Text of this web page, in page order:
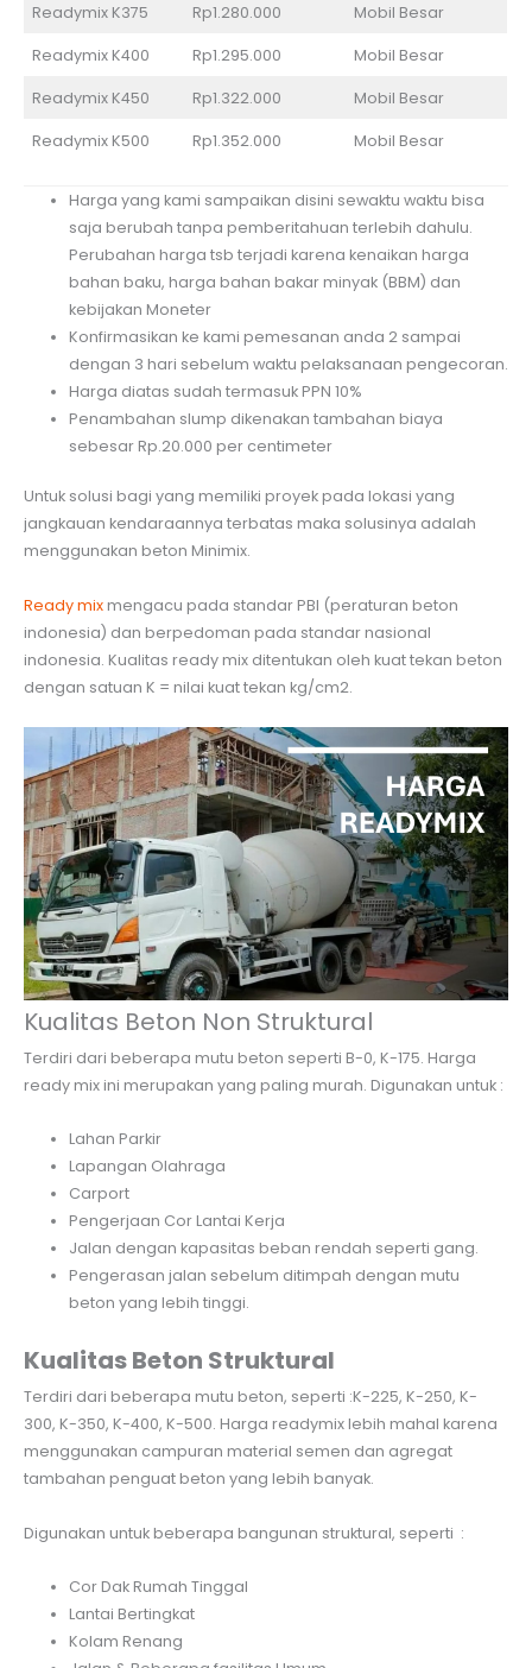
Readymix K375 Rp1.280.000 Mobil Besar
Readymix K400 Rp1.295.000 Mobil Besar
Readymix K450 Rp1.322.000 Mobil Besar
Readymix K500 Rp1.352.000 Mobil Besar
Harga yang kami sampaikan disini sewaktu waktu bisa
saja berubah tanpa pemberitahuan terlebih dahulu.
Perubahan harga tsb terjadi karena kenaikan harga
bahan baku, harga bahan bakar minyak (BBM) dan
kebijakan Moneter
Konfirmasikan ke kami pemesanan anda 2 sampai
dengan 3 hari sebelum waktu pelaksanaan pengecoran.
Harga diatas sudah termasuk PPN 10%
Penambahan slump dikenakan tambahan biaya
sebesar Rp.20.000 per centimeter
Untuk solusi bagi yang memiliki proyek pada lokasi yang
jangkauan kendaraannya terbatas maka solusinya adalah
menggunakan beton Minimix.
Ready mixmengacu pada standar PBI (peraturan beton
indonesia) dan berpedoman pada standar nasional
indonesia. Kualitas ready mix ditentukan oleh kuat tekan beton
dengan satuan K = nilai kuat tekan kg/cm2.
Kualitas Beton Non Struktural
Terdiri dari beberapa mutu beton seperti B-0, K-175. Harga
ready mix ini merupakan yang paling murah. Digunakan untuk :
Lahan Parkir
Lapangan Olahraga
Carport
Pengerjaan Cor Lantai Kerja
Jalan dengan kapasitas beban rendah seperti gang.
Pengerasan jalan sebelum ditimpah dengan mutu
beton yang lebih tinggi.
Kualitas Beton Struktural
Terdiri dari beberapa mutu beton, seperti :K-225, K-250, K-
300, K-350, K-400, K-500. Harga readymix lebih mahal karena
menggunakan campuran material semen dan agregat
tambahan penguat beton yang lebih banyak.
Digunakan untuk beberapa bangunan struktural, seperti :
Cor Dak Rumah Tinggal
Lantai Bertingkat
Kolam Renang